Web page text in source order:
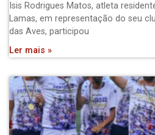
Isis Rodrigues Matos, atleta
Lamas, em representação do seu
das Aves, participou
Ler mais »